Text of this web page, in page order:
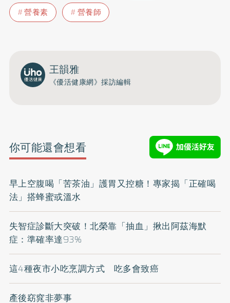
營養素
營養師
王韻雅
《優活健康網》採訪編輯
你可能還會想看
早上空腹喝「苦茶油」護胃又控糖！專家揭「正確喝
法」搭蜂蜜或溫水
失智症診斷大突破！北榮靠「抽血」揪出阿茲海默
症：準確率達93%
這4種夜市小吃烹調方式 吃多會致癌
產後窈窕非夢事